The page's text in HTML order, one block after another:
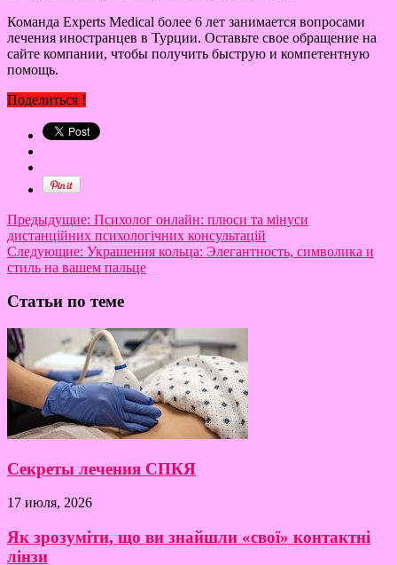
Команда Experts Medical более 6 лет занимается вопросами
лечения иностранцев в Турции. Оставьте свое обращение на
сайте компании, чтобы получить быструю и компетентную
помощь.
Поделиться !
Предыдущие: Психолог онлайн: плюси та мінуси
дистанційних психологічних консультацій
Следующие: Украшения кольца: Элегантность, символика и
стиль на вашем пальце
Статьи по теме
Секреты лечения СПКЯ
17 июля, 2026
Як зрозуміти, що ви знайшли «свої» контактні
лінзи